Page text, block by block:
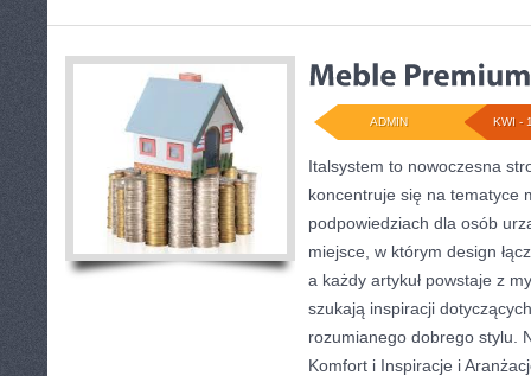
KWI -
ADMIN
Italsystem to nowoczesna
koncentruje się na tematyce
podpowiedziach dla osób
miejsce, w którym design
a każdy artykuł powstaje z
szukają inspiracji
rozumianego dobrego stylu.
Komfort i Inspiracje i